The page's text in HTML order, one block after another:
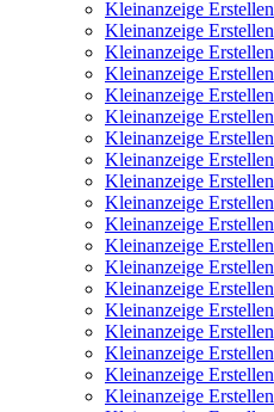
Kleinanzeige Erstellen
Kleinanzeige Erstellen
Kleinanzeige Erstellen
Kleinanzeige Erstellen
Kleinanzeige Erstellen
Kleinanzeige Erstellen
Kleinanzeige Erstellen
Kleinanzeige Erstellen
Kleinanzeige Erstellen
Kleinanzeige Erstellen
Kleinanzeige Erstellen
Kleinanzeige Erstellen
Kleinanzeige Erstellen
Kleinanzeige Erstellen
Kleinanzeige Erstellen
Kleinanzeige Erstellen
Kleinanzeige Erstellen
Kleinanzeige Erstellen
Kleinanzeige Erstellen